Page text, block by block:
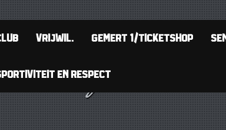
VRIJWIL. GEMERT 1/TICKETSHOP
EN RESPECT